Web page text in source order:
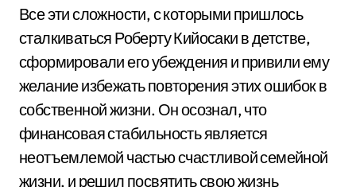
Все эти сложности, с которыми пришлось
сталкиваться Роберту Кийосаки в детстве,
сформировали его убеждения и привили ему
желание избежать повторения этих ошибок в
собственной жизни. Он осознал, что
финансовая стабильность является
неотъемлемой частью счастливой семейной
жизни, и решил посвятить свою жизнь